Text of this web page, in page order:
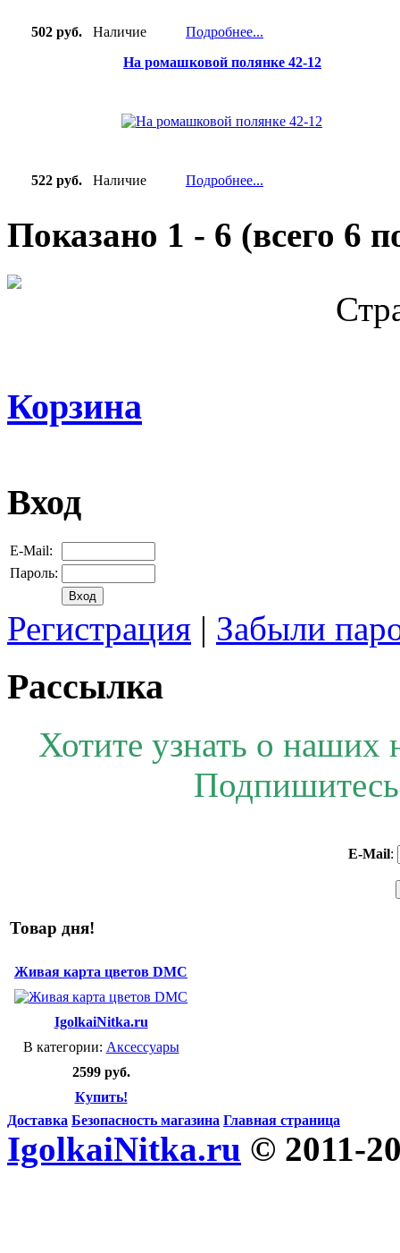
502 руб. Наличие
Подробнее...
На ромашковой полянке 42-12
522 руб. Наличие Подробнее...
Показано 1 - 6 (всего 6
Корзина
Вход
E-Mail:
Пароль:
Регистрация | Забыли
Рассылка
Хотите узнать о наших
E-Mail:
Товар дня!
Живая карта цветов DMC
IgolkaiNitka.ru
В категории: Аксессуары
2599 руб.
Купить!
Доставка Безопасность магазина Главная страница
IgolkaiNitka.ru © 2011-